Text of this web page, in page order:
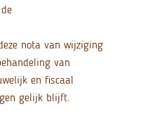
nota van wijziging
van
en fiscaal
gelijk blijft.